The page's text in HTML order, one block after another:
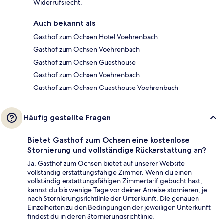
Widerrufsrecht.
Auch bekannt als
Gasthof zum Ochsen Hotel Voehrenbach
Gasthof zum Ochsen Voehrenbach
Gasthof zum Ochsen Guesthouse
Gasthof zum Ochsen Voehrenbach
Gasthof zum Ochsen Guesthouse Voehrenbach
Häufig gestellte Fragen
Bietet Gasthof zum Ochsen eine kostenlose
Stornierung und vollständige Rückerstattung an?
Ja, Gasthof zum Ochsen bietet auf unserer Website
vollständig erstattungsfähige Zimmer. Wenn du einen
vollständig erstattungsfähigen Zimmertarif gebucht hast,
kannst du bis wenige Tage vor deiner Anreise stornieren, je
nach Stornierungsrichtlinie der Unterkunft. Die genauen
Einzelheiten zu den Bedingungen der jeweiligen Unterkunft
findest du in deren Stornierungsrichtlinie.